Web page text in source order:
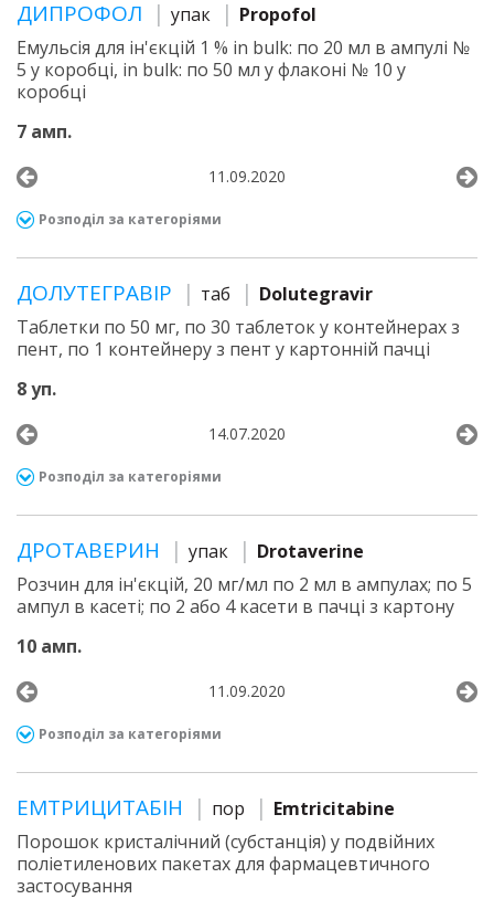
ДИПРОФОЛ упак
Propofol
Емульсія для ін'єкцій 1 % in bulk: по 20 мл в ампулі №
5 у коробці, in bulk: по 50 мл у флаконі № 10 у
коробці
7 амп.
11.09.2020
Розподіл за категоріями
ДОЛУТЕГРАВІР таб
Dolutegravir
Таблетки по 50 мг, по 30 таблеток у контейнерах з
пент, по 1 контейнеру з пент у картонній пачці
8 уп.
14.07.2020
Розподіл за категоріями
ДРОТАВЕРИН упак
Drotaverine
Розчин для ін'єкцій, 20 мг/мл по 2 мл в ампулах; по 5
ампул в касеті; по 2 або 4 касети в пачці з картону
10 амп.
11.09.2020
Розподіл за категоріями
ЕМТРИЦИТАБІН пор
Emtricitabine
Порошок кристалічний (субстанція) у подвійних
поліетиленових пакетах для фармацевтичного
застосування